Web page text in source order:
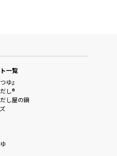
一覧
ゆ』
し®
し屋の鍋